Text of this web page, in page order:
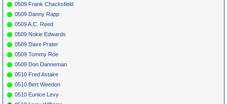
0509 Frank Chacksfield
0509 Danny Rapp
0509 A.C. Reed
0509 Nokie Edwards
0509 Dave Prater
0509 Tommy Roe
0509 Don Danneman
0510 Fred Astaire
0510 Bert Weedon
0510 Eunice Levy